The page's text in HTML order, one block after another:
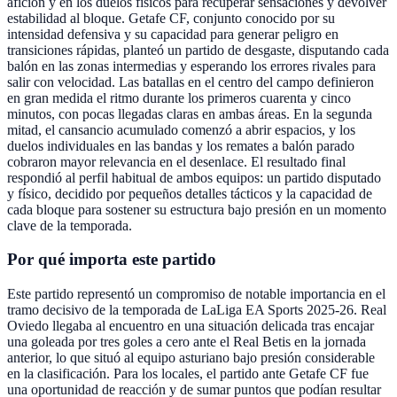
estabilidad al bloque. Getafe CF, conjunto conocido por su
intensidad defensiva y su capacidad para generar peligro en
transiciones rápidas, planteó un partido de desgaste, disputando cada
balón en las zonas intermedias y esperando los errores rivales para
salir con velocidad. Las batallas en el centro del campo definieron
en gran medida el ritmo durante los primeros cuarenta y cinco
minutos, con pocas llegadas claras en ambas áreas. En la segunda
mitad, el cansancio acumulado comenzó a abrir espacios, y los
duelos individuales en las bandas y los remates a balón parado
cobraron mayor relevancia en el desenlace. El resultado final
respondió al perfil habitual de ambos equipos: un partido disputado
y físico, decidido por pequeños detalles tácticos y la capacidad de
cada bloque para sostener su estructura bajo presión en un momento
clave de la temporada.
Por qué importa este partido
Este partido representó un compromiso de notable importancia en el
tramo decisivo de la temporada de LaLiga EA Sports 2025-26. Real
Oviedo llegaba al encuentro en una situación delicada tras encajar
una goleada por tres goles a cero ante el Real Betis en la jornada
anterior, lo que situó al equipo asturiano bajo presión considerable
en la clasificación. Para los locales, el partido ante Getafe CF fue
una oportunidad de reacción y de sumar puntos que podían resultar